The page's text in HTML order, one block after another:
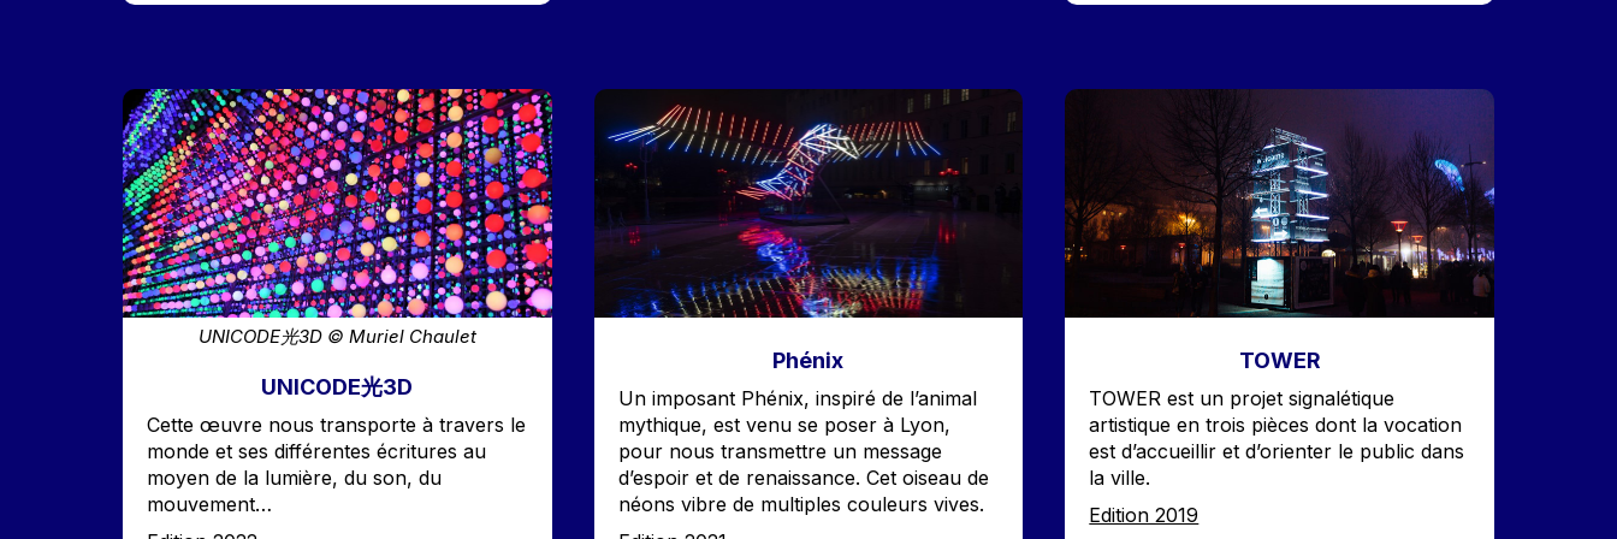
Image
UNICODE光3D © Muriel Chaulet
UNICODE光3D
Accroche
Cette œuvre nous transporte à travers le
monde et ses différentes écritures au
moyen de la lumière, du son, du
mouvement…
Image
Phénix
Accroche
Un imposant Phénix, inspiré de l’animal
mythique, est venu se poser à Lyon,
pour nous transmettre un message
d’espoir et de renaissance. Cet oiseau de
néons vibre de multiples couleurs vives.
Image
TOWER
Accroche
TOWER est un projet signalétique
artistique en trois pièces dont la vocation
est d’accueillir et d’orienter le public dans
la ville.
Edition
Edition 2019